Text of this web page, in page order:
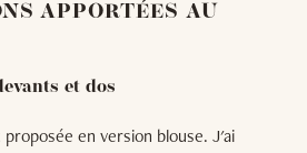
APPORTÉES AU
et dos
en version blouse. J'ai